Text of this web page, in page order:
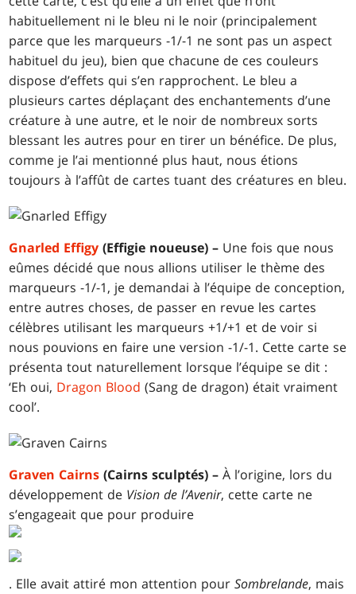
habituellement ni le bleu ni le noir (principalement
parce que les marqueurs -1/-1 ne sont pas un aspect
habituel du jeu), bien que chacune de ces couleurs
dispose d’effets qui s’en rapprochent. Le bleu a
plusieurs cartes déplaçant des enchantements d’une
créature à une autre, et le noir de nombreux sorts
blessant les autres pour en tirer un bénéfice. De plus,
comme je l’ai mentionné plus haut, nous étions
toujours à l’affût de cartes tuant des créatures en bleu.
Gnarled Effigy (Effigie noueuse) – Une fois que nous
eûmes décidé que nous allions utiliser le thème des
marqueurs -1/-1, je demandai à l’équipe de conception,
entre autres choses, de passer en revue les cartes
célèbres utilisant les marqueurs +1/+1 et de voir si
nous pouvions en faire une version -1/-1. Cette carte se
présenta tout naturellement lorsque l’équipe se dit :
‘Eh oui, Dragon Blood (Sang de dragon) était vraiment
cool’.
Graven Cairns (Cairns sculptés) – À l’origine, lors du
développement de Vision de l’Avenir, cette carte ne
s’engageait que pour produire
. Elle avait attiré mon attention pourSombrelande, mais